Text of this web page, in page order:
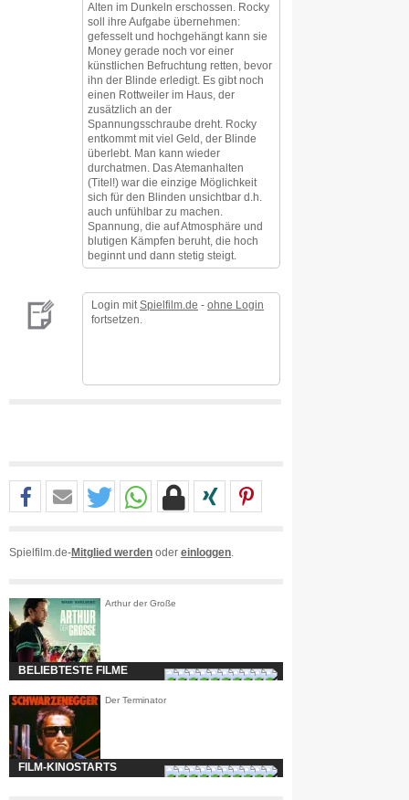
Alten im Dunkeln erschossen. Rocky
soll ihre Aufgabe übernehmen:
gefesselt und hochgehängt kann sie
Money gerade noch vor einer
künstlichen Befruchtung retten, bevor
ihn der Blinde erledigt. Es gibt noch
einen Rottweiler im Haus, der
zusätzlich an der
Spannungsschraube dreht. Rocky
entkommt mit viel Geld, der Blinde
überlebt. Man kann wieder
durchatmen. Das Atemanhalten
(Titel!) war die einzige Möglichkeit
sich für den Blinden unsichtbar d.h.
auch unfühlbar zu machen.
Spannung, die auf Atmosphäre und
blutigen Kämpfen beruht, die hoch
beginnt und dann stetig steigt.
Login mit Spielfilm.de - ohne Login
fortsetzen.
Spielfilm.de-Mitglied werden oder einloggen
Arthur der Große
BELIEBTESTE FILME
Der Terminator
FILM-KINOSTARTS